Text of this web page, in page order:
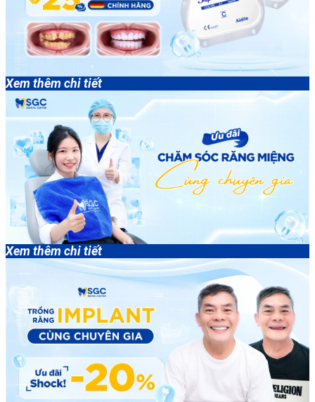
Xem thêm chi tiết
Xem thêm chi tiết